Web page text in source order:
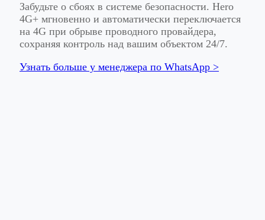
Забудьте о сбоях в системе безопасности. Hero
4G+ мгновенно и автоматически переключается
на 4G при обрыве проводного провайдера,
сохраняя контроль над вашим объектом 24/7.
Узнать больше у менеджера по WhatsApp >